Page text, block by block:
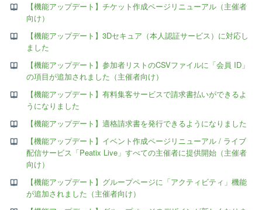
【機能アップデート】チケット作成ページリニューアル（主催者
向け）
【機能アップデート】3Dセキュア（本人認証サービス）に対応し
ました
【機能アップデート】参加者リストのCSVファイルに「会員 ID」
の項目が追加されました（主催者向け）
【機能アップデート】有料集客サービスで請求書払いができるよ
うになりました
【機能アップデート】適格請求書を発行できるようになりました
【機能アップデート】イベント作成ページリニューアル / ライブ
配信サービス「Peatix Live」すべての主催者に提供開始（主催者
向け）
【機能アップデート】グループページに「アクティビティ」機能
が追加されました（主催者向け）